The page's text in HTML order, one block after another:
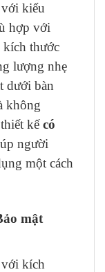
kiểu
hợp với
thước
lượng nhẹ
dưới bàn
không
kếcó
người
một cách
mật
với kích